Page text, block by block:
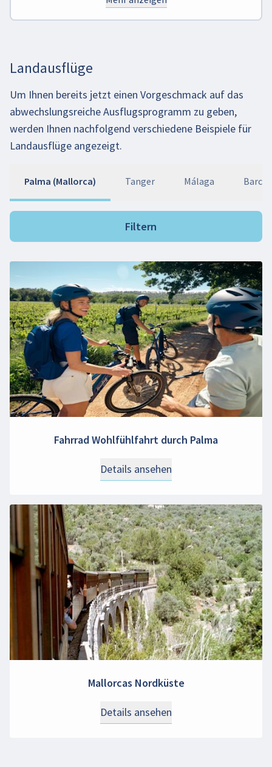
Landausflüge
Um Ihnen bereits jetzt einen Vorgeschmack auf das
abwechslungsreiche Ausflugsprogramm zu geben,
werden Ihnen nachfolgend verschiedene Beispiele für
Landausflüge angezeigt.
Palma (Mallorca) Tanger Málaga
Filtern
Fahrrad Wohlfühlfahrt durch Palma
Details ansehen
Mallorcas Nordküste
Details ansehen